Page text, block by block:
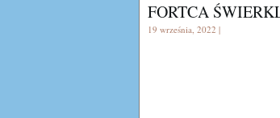
FORTCA
19 września, 2022 |